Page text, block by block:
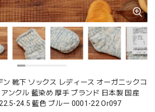
靴下 ソックス レディース オーガニックコ
ンクル 藍染め 厚手 ブランド 日本製 国産
24.5 藍色 ブルー 0001-22 Or097